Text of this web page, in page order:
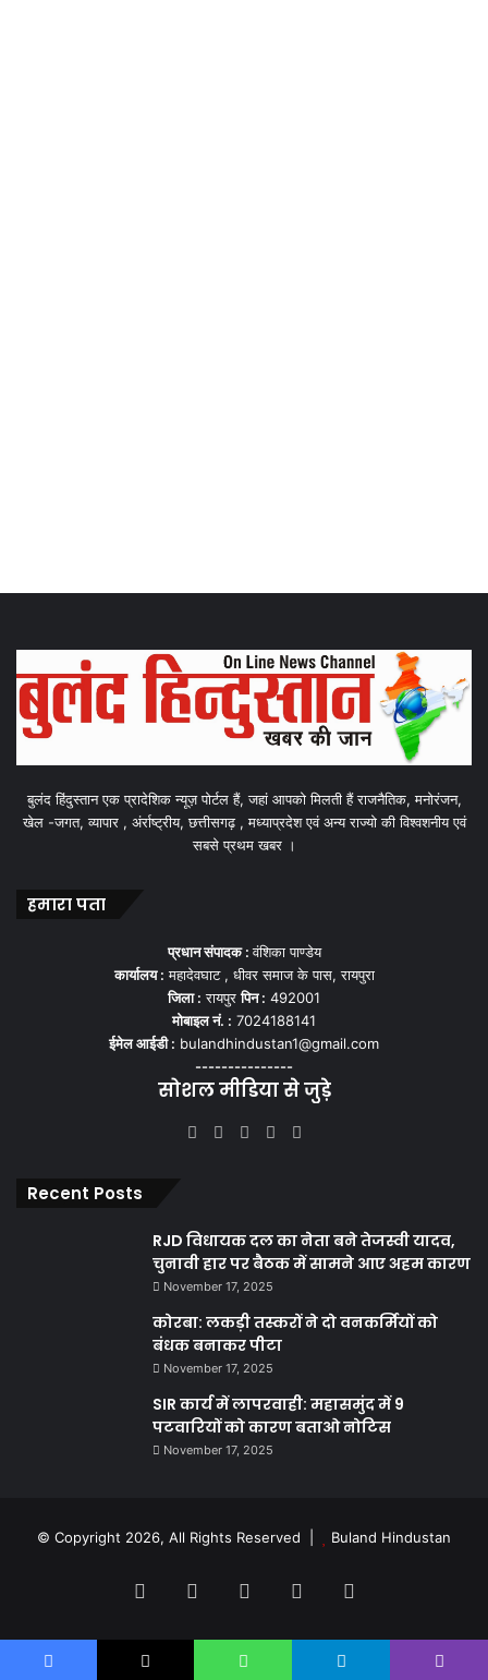
बुलंद हिंदुस्तान एक प्रादेशिक न्यूज़ पोर्टल हैं, जहां आपको मिलती हैं राजनैतिक, मनोरंजन,
खेल -जगत, व्यापार , अंर्राष्ट्रीय, छत्तीसगढ़ , मध्याप्रदेश एवं अन्य राज्यो की विश्वशनीय एवं
सबसे प्रथम खबर ।
हमारा पता
प्रधान संपादक :वंशिका पाण्डेय
कार्यालय : महादेवघाट , धीवर समाज के पास, रायपुरा
जिला : रायपुरपिन : 492001
मोबाइल नं. : 7024188141
ईमेल आईडी : bulandhindustan1@gmail.com
---------------
सोशल मीडिया से जुड़े
Facebook
X YouTubeInstagram
Recent Posts
RJD विधायक दल का नेता बने तेजस्वी यादव,
चुनावी हार पर बैठक में सामने आए अहम कारण
November 17, 2025
कोरबा: लकड़ी तस्करों ने दो वनकर्मियों को
बंधक बनाकर पीटा
November 17, 2025
SIR कार्य में लापरवाही: महासमुंद में 9
पटवारियों को कारण बताओ नोटिस
November 17, 2025
© Copyright 2026, All Rights Reserved | Buland Hindustan
Facebook YouTubeInstagram